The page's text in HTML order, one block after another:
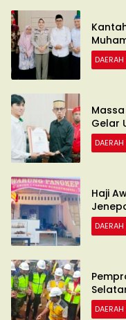
DAERAH
Gelar
DAERAH
Haji
DAERAH
DAERAH